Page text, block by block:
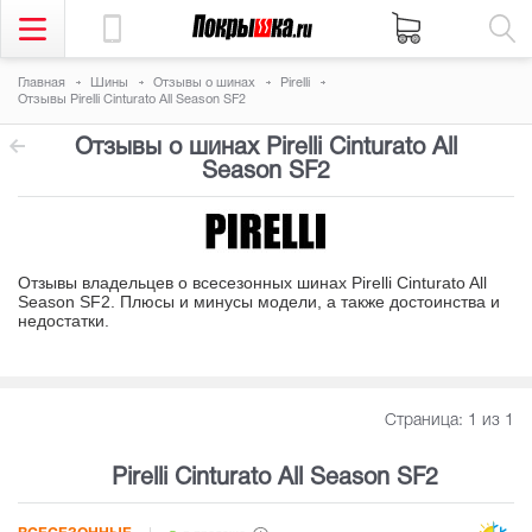
Главная Шины Отзывы о шинах
Pirelli
Отзывы Pirelli Cinturato All Season SF2
Отзывы о шинах Pirelli Cinturato All
Season SF2
Отзывы владельцев о всесезонных шинах Pirelli Cinturato All
Season SF2. Плюсы и минусы модели, а также достоинства и
недостатки
Страница: 1 из 1
Pirelli Cinturato All Season SF2